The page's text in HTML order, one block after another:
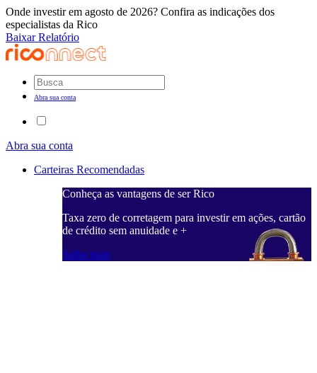
Onde investir em agosto de 2026? Confira as indicações dos
especialistas da Rico
Baixar Relatório
Abra sua conta
Abra sua conta
Carteiras Recomendadas
Conheça as vantagens de ser Rico
Taxa zero de corretagem para investir em ações, cartão
de crédito sem anuidade e +
Saiba mais